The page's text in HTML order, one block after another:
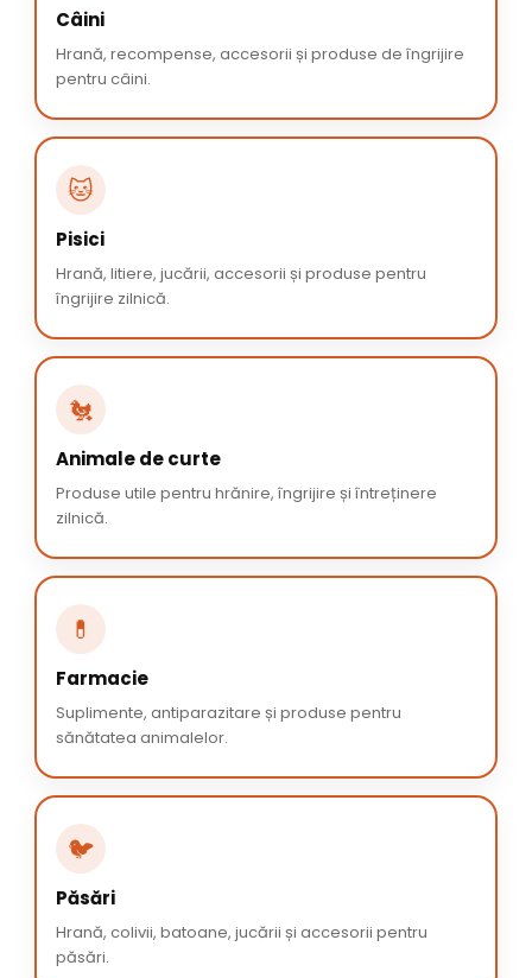
Câini
Hrană, recompense, accesorii și produse de îngrijire
pentru câini.
🐱
Pisici
Hrană, litiere, jucării, accesorii și produse pentru
îngrijire zilnică.
🐔
Animale de curte
Produse utile pentru hrănire, îngrijire și întreținere
zilnică.
💊
Farmacie
Suplimente, antiparazitare și produse pentru
sănătatea animalelor.
🐦
Păsări
Hrană, colivii, batoane, jucării și accesorii pentru
păsări.